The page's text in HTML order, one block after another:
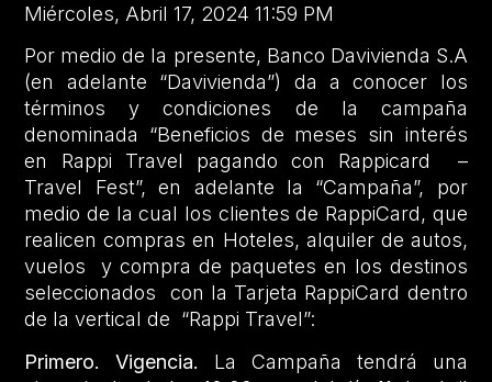
Miércoles, Abril 17, 2024 11:59 PM
Por medio de la presente, Banco Davivienda S.A
(en adelante “Davivienda”) da a conocer los
términos y condiciones de la campaña
denominada “Beneficios de meses sin interés
en Rappi Travel pagando con Rappicard –
Travel Fest”, en adelante la “Campaña”, por
medio de la cual los clientes de RappiCard, que
realicen compras en Hoteles, alquiler de autos,
vuelos y compra de paquetes en los destinos
seleccionados con la Tarjeta RappiCard dentro
de la vertical de “Rappi Travel”:
Primero. Vigencia.
La Campaña tendrá una